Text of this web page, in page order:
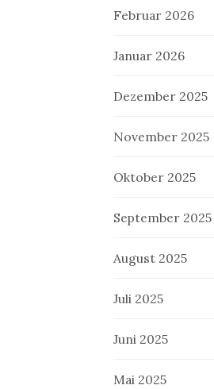
Februar 2026
Januar 2026
Dezember 2025
November 2025
Oktober 2025
September 2025
August 2025
Juli 2025
Juni 2025
Mai 2025